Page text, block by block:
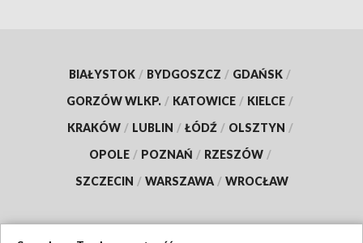
BIAŁYSTOK / BYDGOSZCZ / GDAŃSK /
GORZÓW WLKP. / KATOWICE / KIELCE /
KRAKÓW / LUBLIN / ŁÓDŹ / OLSZTYN /
OPOLE / POZNAŃ / RZESZÓW /
SZCZECIN / WARSZAWA / WROCŁAW